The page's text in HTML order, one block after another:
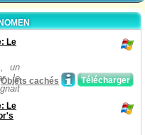
Le
un
le
Télécharger
Objets cachés
Le